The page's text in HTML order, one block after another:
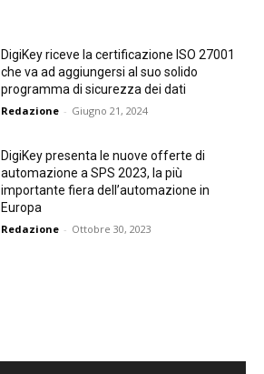
DigiKey riceve la certificazione ISO 27001
che va ad aggiungersi al suo solido
programma di sicurezza dei dati
Redazione - Giugno 21, 2024
DigiKey presenta le nuove offerte di
automazione a SPS 2023, la più
importante fiera dell’automazione in
Europa
Redazione - Ottobre 30, 2023